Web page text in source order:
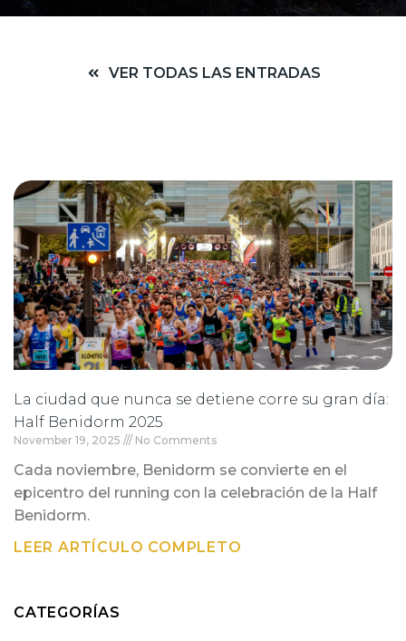
VER TODAS LAS ENTRADAS
La ciudad que nunca se detiene corre su gran día:
Half Benidorm 2025
November 19, 2025 No Comments
Cada noviembre, Benidorm se convierte en el
epicentro del running con la celebración de la Half
Benidorm.
LEER ARTÍCULO COMPLETO
CATEGORÍAS